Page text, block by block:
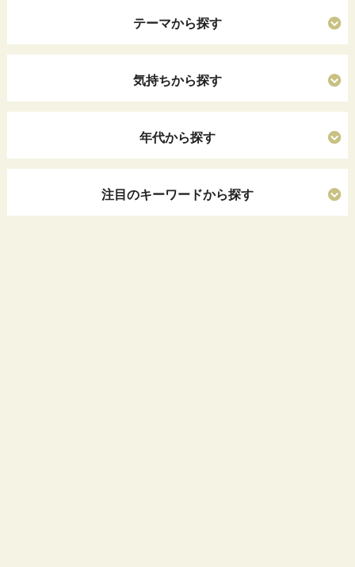
テーマから探す
気持ちから探す
年代から探す
注目のキーワードから探す